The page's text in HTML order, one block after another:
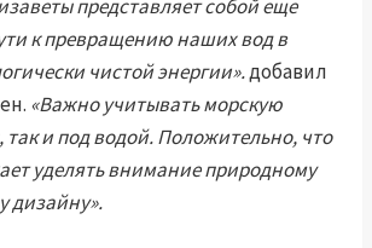
представляет собой еще
к превращению наших вод в
чистой энергии».добавил
«Важно учитывать морскую
так и под водой. Положительно, что
уделять внимание природному
дизайну».